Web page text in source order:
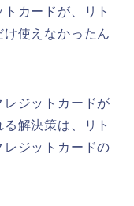
カードが、リト
使えなかったん
ジットカードが
解決策は、リト
ジットカードの